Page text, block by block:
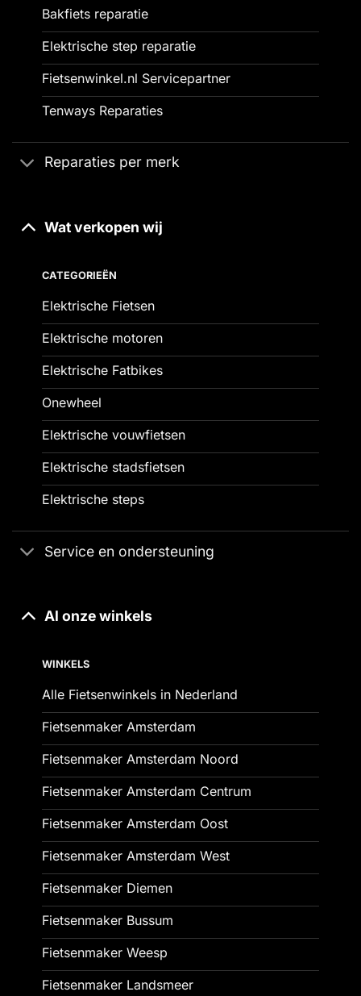
Bakfiets reparatie
Elektrische step reparatie
Fietsenwinkel.nl Servicepartner
Tenways Reparaties
Reparaties per merk
Wat verkopen wij
CATEGORIEËN
Elektrische Fietsen
Elektrische motoren
Elektrische Fatbikes
Onewheel
Elektrische vouwfietsen
Elektrische stadsfietsen
Elektrische steps
Service en ondersteuning
Al onze winkels
WINKELS
Alle Fietsenwinkels in Nederland
Fietsenmaker Amsterdam
Fietsenmaker Amsterdam Noord
Fietsenmaker Amsterdam Centrum
Fietsenmaker Amsterdam Oost
Fietsenmaker Amsterdam West
Fietsenmaker Diemen
Fietsenmaker Bussum
Fietsenmaker Weesp
Fietsenmaker Landsmeer